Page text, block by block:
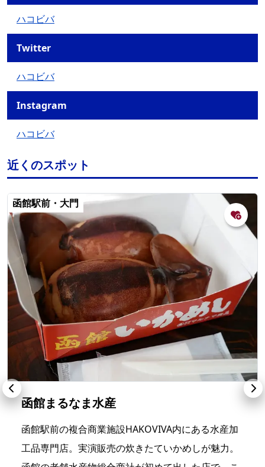
ハコビバ
Twitter
ハコビバ
Instagram
ハコビバ
近くのスポット
函館駅前・大門
函館まるなま水産
函館駅前の複合商業施設HAKOVIVA内にある水産加
工品専門店。実演販売の炊きたていかめしが魅力。